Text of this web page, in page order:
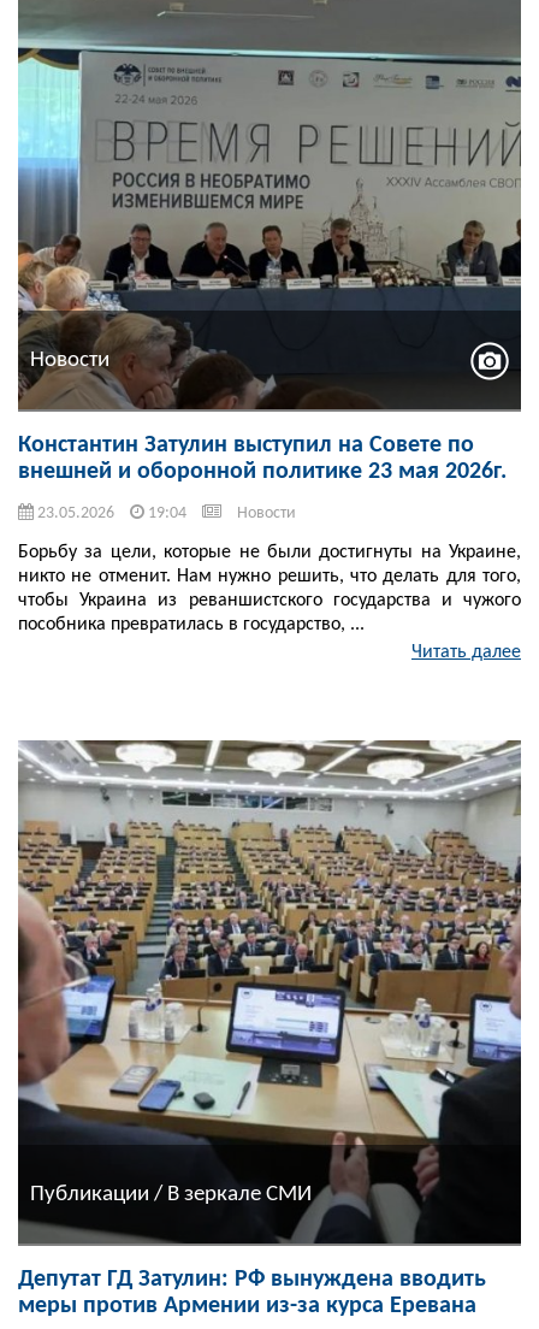
Новости
Константин Затулин выступил на Совете по
внешней и оборонной политике 23 мая 2026г.
23.05.2026 19:04 Новости
Борьбу за цели, которые не были достигнуты на Украине,
никто не отменит. Нам нужно решить, что делать для того,
чтобы Украина из реваншистского государства и чужого
пособника превратилась в государство, ...
Читать далее
Публикации / В зеркале СМИ
Депутат ГД Затулин: РФ вынуждена вводить
меры против Армении из-за курса Еревана